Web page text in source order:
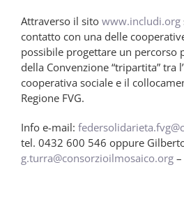
Attraverso il sito www.includi.org
contatto con una delle
possibile progettare un percorso
della Convenzione “tripartita” tra
cooperativa sociale e il
Regione FVG.
Info e-mail:
tel. 0432 600 546 oppure
g.turra@consorzioilmosaico.org